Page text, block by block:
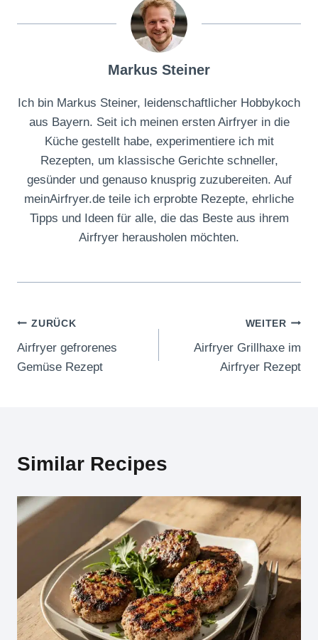
Markus Steiner
Ich bin Markus Steiner, leidenschaftlicher Hobbykoch
aus Bayern. Seit ich meinen ersten Airfryer in die
Küche gestellt habe, experimentiere ich mit
Rezepten, um klassische Gerichte schneller,
gesünder und genauso knusprig zuzubereiten. Auf
meinAirfryer.de teile ich erprobte Rezepte, ehrliche
Tipps und Ideen für alle, die das Beste aus ihrem
Airfryer herausholen möchten.
Beitragsnavigation
ZURÜCK
Airfryer gefrorenes
Gemüse Rezept
WEITER
Airfryer Grillhaxe im
Airfryer Rezept
Similar Recipes